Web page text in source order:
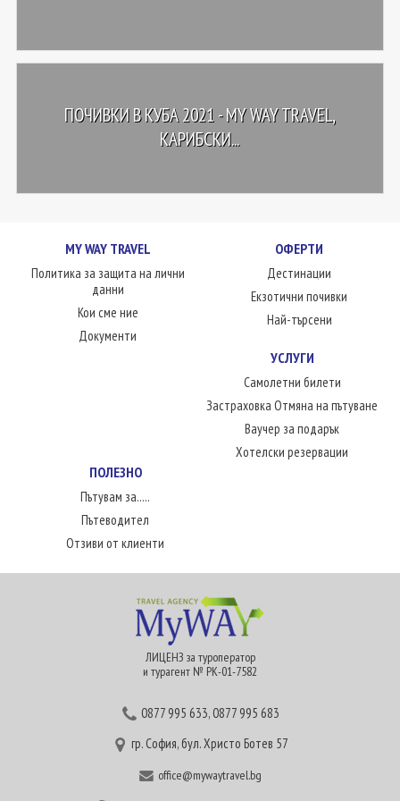
ПОЧИВКИ В КУБА 2021 - MY WAY TRAVEL,
КАРИБСКИ...
MY WAY TRAVEL
Политика за защита на лични
данни
Кои сме ние
Документи
ОФЕРТИ
Дестинации
Екзотични почивки
Най-търсени
УСЛУГИ
Самолетни билети
Застраховка Отмяна на пътуване
Ваучер за подарък
Хотелски резервации
ПОЛЕЗНО
Пътувам за.....
Пътеводител
Отзиви от клиенти
ЛИЦЕНЗ за туроператор
и турагент № РК-01-7582
0877 995 633,0877 995 683
гр. София, бул. Христо Ботев 57
office@mywaytravel.bg